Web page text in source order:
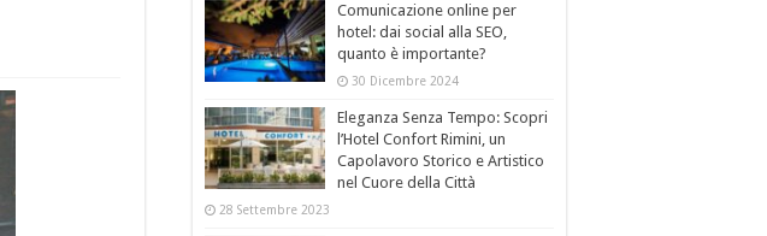
Comunicazione online per
hotel: dai social alla SEO,
quanto è importante?
30 Dicembre 2024
Eleganza Senza Tempo: Scopri
l’Hotel Confort Rimini, un
Capolavoro Storico e Artistico
nel Cuore della Città
28 Settembre 2023